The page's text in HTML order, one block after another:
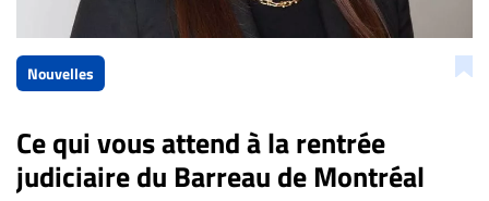
Nouvelles
Ce qui vous attend à la rentrée
judiciaire du Barreau de Montréal